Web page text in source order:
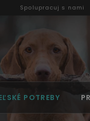
Spolupracuj s nami
POTREBY